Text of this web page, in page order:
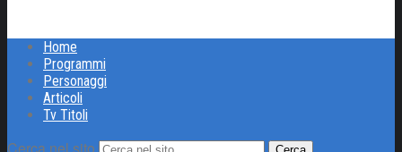
Home
Programmi
Personaggi
Articoli
Tv Titoli
Cerca nel sito